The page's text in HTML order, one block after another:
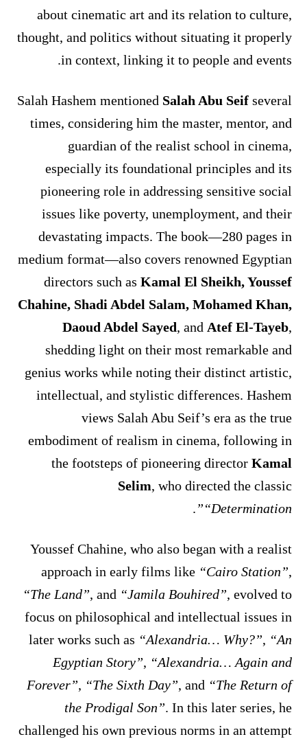
about cinematic art and its relation to culture,
thought, and politics without situating it properly
in context, linking it to people and events.
Salah Hashem mentioned Salah Abu Seifseveral
times, considering him the master, mentor, and
guardian of the realist school in cinema,
especially its foundational principles and its
pioneering role in addressing sensitive social
issues like poverty, unemployment, and their
devastating impacts. The book—280 pages in
medium format—also covers renowned Egyptian
directors such as Kamal El Sheikh, Youssef
Chahine, Shadi Abdel Salam, Mohamed Khan,
Daoud Abdel Sayed, and Atef El-Tayeb,
shedding light on their most remarkable and
genius works while noting their distinct artistic,
intellectual, and stylistic differences. Hashem
views Salah Abu Seif’s era as the true
embodiment of realism in cinema, following in
the footsteps of pioneering director Kamal
Selim, who directed the classic
“Determination”
.
Youssef Chahine, who also began with a realist
approach in early films like “Cairo Station”,
“The Land”, and “Jamila Bouhired”, evolved to
focus on philosophical and intellectual issues in
later works such as “Alexandria… Why?”, “An
Egyptian Story”, “Alexandria… Again and
Forever”, “The Sixth Day”, and “The Return of
the Prodigal Son”. In this later series, he
challenged his own previous norms in an attempt